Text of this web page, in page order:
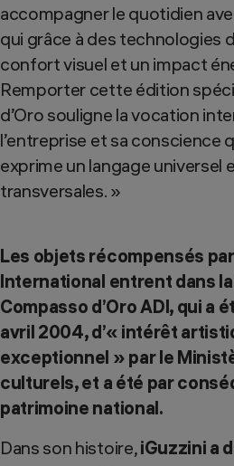
accompagner le quotidien
qui grâce à des technologies
confort visuel et un impact
Remporter cette édition
d’Oro souligne la vocation
l’entreprise et sa conscience
exprime un langage universel
transversales. »
Les objets récompensés
International entrent dans
Compasso d’Oro ADI, qui a
avril 2004, d’« intérêt
exceptionnel » par le
culturels, et a été par
patrimoine national.
Dans son histoire,iGuzzini a